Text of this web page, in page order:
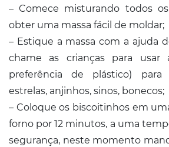
– Comece misturando todos
obter uma massa fácil de moldar;
– Estique a massa com a ajuda
chame as crianças para usar
preferência de plástico) para
estrelas, anjinhos, sinos, bonecos;
– Coloque os biscoitinhos em
forno por 12 minutos, a uma
segurança, neste momento